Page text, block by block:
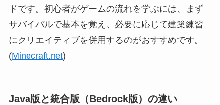
ドです。初心者がゲームの流れを学ぶには、まず
サバイバルで基本を覚え、必要に応じて建築練習
にクリエイティブを併用するのがおすすめです。
(Minecraft.net)
Java版と統合版（Bedrock版）の違い